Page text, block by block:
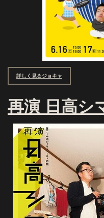
詳しく見るジョキャ
再演 日高シ